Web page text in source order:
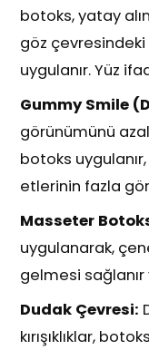
botoks, yatay alın
göz çevresindeki
uygulanır. Yüz
Gummy Smile
görünümünü
botoks
etlerinin fazla
Masseter
uygulanarak,
gelmesi sağlanır
Dudak Çevresi:
kırışıklıklar,